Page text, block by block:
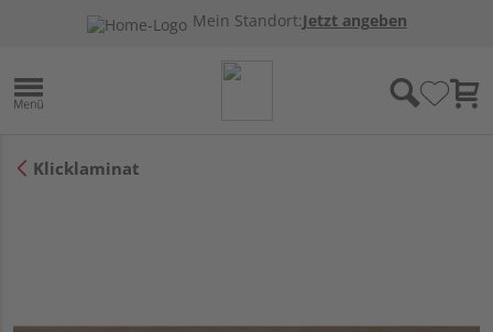
Mein Standort:Jetzt angeben
Klicklaminat